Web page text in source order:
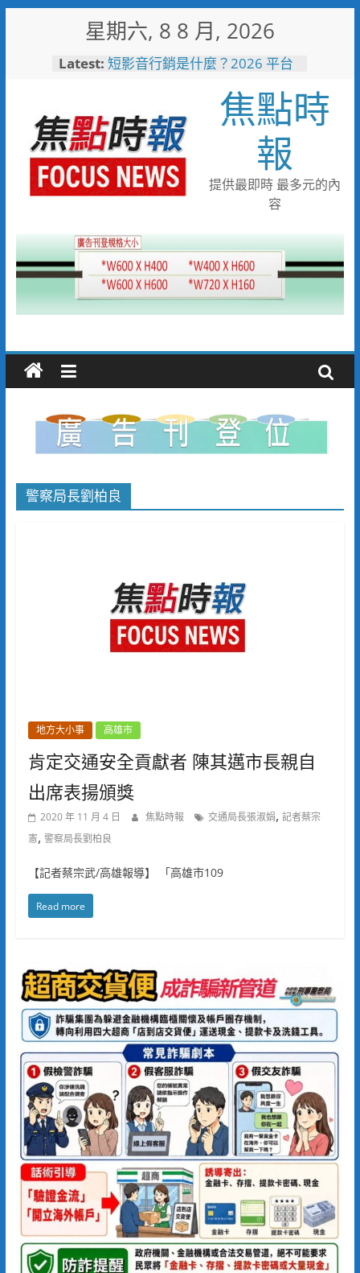
星期六, 8 8 月, 2026
Latest: 短影音行銷是什麼？2026 平台
日本花藝大師梅垣稔抵台交流
「花見日和」展現台日花藝文化
魅力 8月8日精彩展演登場
彰化縣長參選人魏平政彰化造
勢 喊福利超越六都承接王惠美
施政再升級
救護量能再升級！彰化聯合捐贈
4輛高規格救護車 首配全自動
中正地下道排水溝夜間清淤 水
利局:請用路人減速慢行
焦點時
報
提供最即時 最多元的內
容
警察局長劉柏良
地方大小事 高雄市
肯定交通安全貢獻者 陳其邁市長親自
出席表揚頒獎
2020 年 11 月 4 日 焦點時報 交通局長張淑娟, 記者蔡宗
憲, 警察局長劉柏良
【記者蔡宗武/高雄報導】 「高雄市109
Read more